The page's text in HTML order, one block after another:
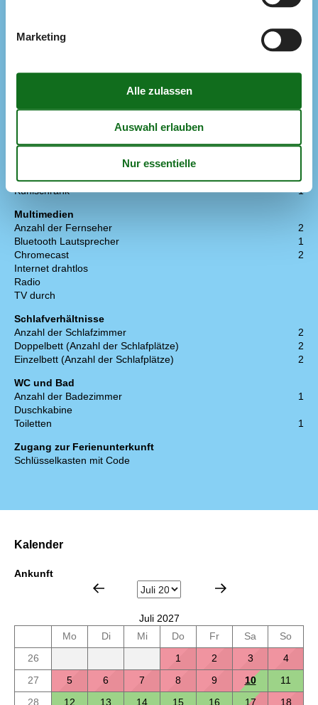
54 m²
Gefrierkapazität (Anzahl Liter)
110
1
Kamin
1
Wärmepumpe Luft zu Luft
Airfryer
1
Backofen
1
Kühlschrank
1
Multimedien
Anzahl der Fernseher
2
Bluetooth Lautsprecher
1
Chromecast
2
Internet drahtlos
Radio
TV durch
Schlafverhältnisse
Anzahl der Schlafzimmer
2
Doppelbett (Anzahl der Schlafplätze)
2
Einzelbett (Anzahl der Schlafplätze)
2
WC und Bad
Anzahl der Badezimmer
1
Duschkabine
Toiletten
1
Zugang zur Ferienunterkunft
Schlüsselkasten mit Code
Kalender
Ankunft
Juli 2027
Mo
Di Mi Do Fr Sa
So
26
1 2 3
4
27
5 6 7 8 9 10
11
28
12 13 14 15 16 17
18
Marketing